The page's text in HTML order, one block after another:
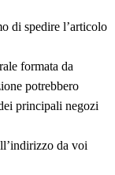
di spedire l’articolo
formata da
potrebbero
principali negozi
da voi